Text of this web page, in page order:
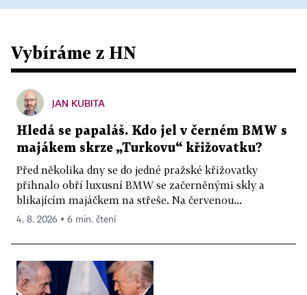
Vybíráme z HN
JAN KUBITA
Hledá se papaláš. Kdo jel v černém BMW s
majákem skrze „Turkovu“ křižovatku?
Před několika dny se do jedné pražské křižovatky
přihnalo obří luxusní BMW se začerněnými skly a
blikajícím majáčkem na střeše. Na červenou...
4. 8. 2026 ▪ 6 min. čtení